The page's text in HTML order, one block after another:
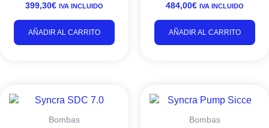
399,30€ IVA INCLUIDO
AÑADIR AL CARRITO
484,00€ IVA INCLUIDO
AÑADIR AL CARRITO
Bombas Bombas